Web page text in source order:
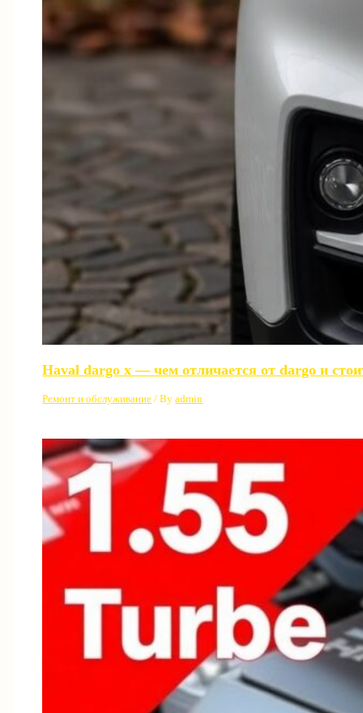
Haval dargo x — чем отличается от dargo и
Ремонт и обслуживание / Byadmin